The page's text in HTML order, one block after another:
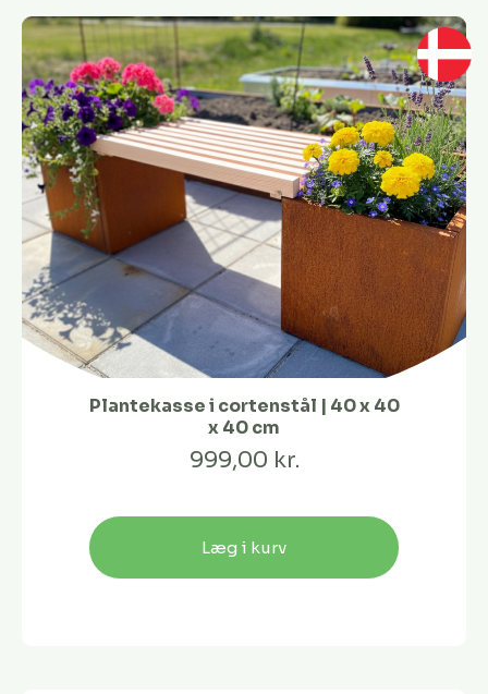
Plantekasse i cortenstål | 40 x 40
x 40 cm
999,00 kr.
Læg i kurv